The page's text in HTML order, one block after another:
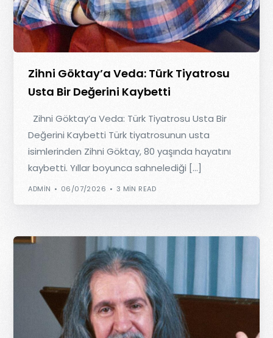
Zihni Göktay’a Veda: Türk Tiyatrosu
Usta Bir Değerini Kaybetti
Zihni Göktay’a Veda: Türk Tiyatrosu Usta Bir
Değerini Kaybetti Türk tiyatrosunun usta
isimlerinden Zihni Göktay, 80 yaşında hayatını
kaybetti. Yıllar boyunca sahnelediği […]
ADMIN 06/07/2026 3 MIN READ